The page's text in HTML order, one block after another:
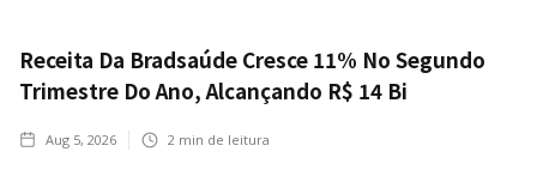
Receita Da Bradsaúde Cresce 11% No Segundo
Trimestre Do Ano, Alcançando R$ 14 Bi
Aug 5, 2026 2 min de leitura